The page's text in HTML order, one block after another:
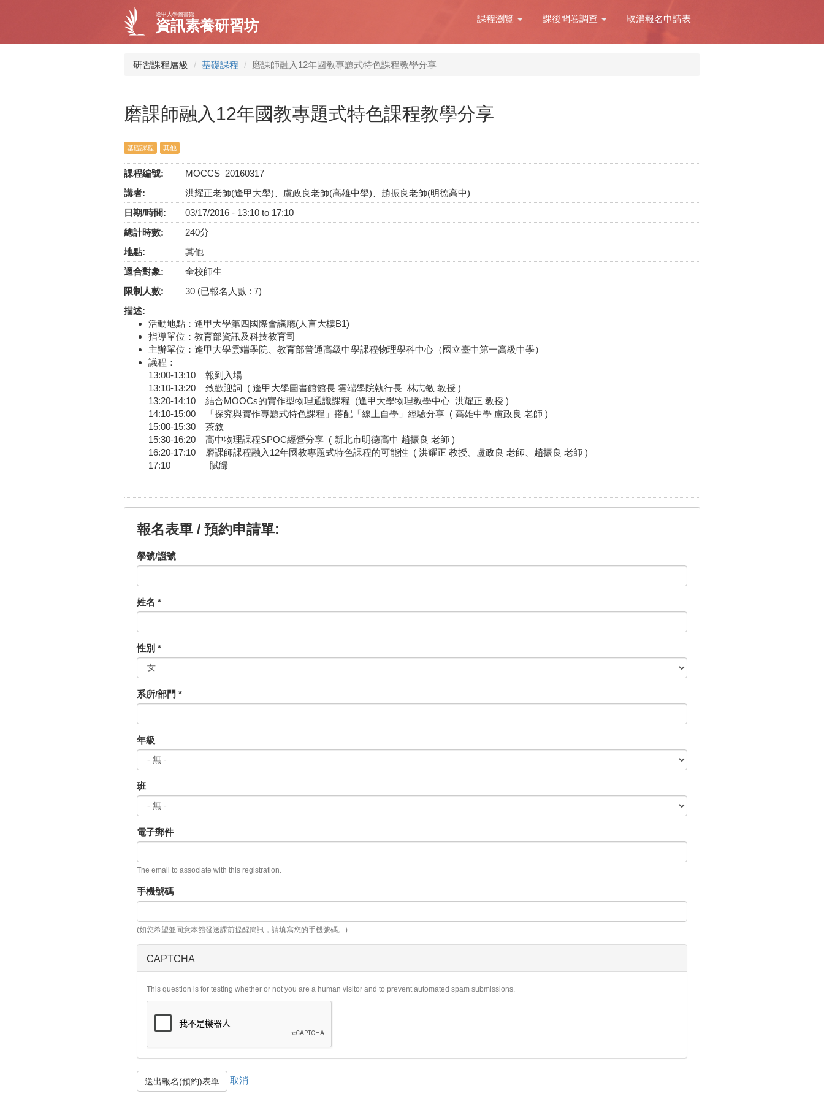
內
逢甲大學圖書館
資訊素養研習坊 課程瀏覽 課後問卷調查 取消報名申請表
研習課程層級 基礎課程 磨課師融入12年國教專題式特色課程教學分享
磨課師融入12年國教專題式特色課程教學分享
基礎課程 其他
課程編號:
MOCCS_20160317
講者:
洪耀正老師(逢甲大學)、盧政良老師(高雄中學)、趙振良老師(明德高中)
日期/時間:
03/17/2016 - 13:10 to 17:10
總計時數:
240分
地點:
其他
適合對象:
全校師生
限制人數:
30 (已報名人數 : 7)
描述:
活動地點：逢甲大學第四國際會議廳(人言大樓B1)
指導單位：教育部資訊及科技教育司
主辦單位：逢甲大學雲端學院、教育部普通高級中學課程物理學科中心（國立臺中第一高級中學）
議程：
13:00-13:10 報到入場
13:10-13:20 致歡迎詞 ( 逢甲大學圖書館館長 雲端學院執行長 林志敏 教授 )
13:20-14:10 結合MOOCs的實作型物理通識課程 (逢甲大學物理教學中心 洪耀正 教授 )
14:10-15:00 「探究與實作專題式特色課程」搭配「線上自學」經驗分享 ( 高雄中學 盧政良 老師 )
15:00-15:30 茶敘
15:30-16:20 高中物理課程SPOC經營分享 ( 新北市明德高中 趙振良 老師 )
16:20-17:10 磨課師課程融入12年國教專題式特色課程的可能性 ( 洪耀正 教授、盧政良 老師、趙振良 老師 )
17:10 賦歸
報名表單 / 預約申請單:
學號/證號
姓名 *
性別 *
系所/部門 *
年級
班
電子郵件
The email to associate with this registration.
手機號碼
(如您希望並同意本館發送課前提醒簡訊，請填寫您的手機號碼。)
CAPTCHA
This question is for testing whether or not you are a human visitor and to prevent automated spam submissions.
送出報名(預約)表單 取消